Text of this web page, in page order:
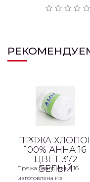
ПРЯЖА
100% АННА 16
ЦВЕТ 372
БЕЛЫЙ
Пряжа Seam Анна 16
изготовлена из